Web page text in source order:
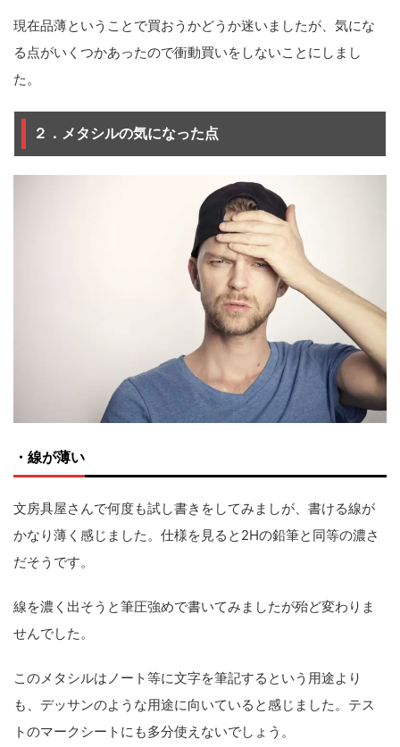
現在品薄ということで買おうかどうか迷いましたが、気にな
る点がいくつかあったので衝動買いをしないことにしまし
た。
２．メタシルの気になった点
・線が薄い
文房具屋さんで何度も試し書きをしてみましが、書ける線が
かなり薄く感じました。仕様を見ると2Hの鉛筆と同等の濃さ
だそうです。
線を濃く出そうと筆圧強めで書いてみましたが殆ど変わりま
せんでした。
このメタシルはノート等に文字を筆記するという用途より
も、デッサンのような用途に向いていると感じました。テス
トのマークシートにも多分使えないでしょう。